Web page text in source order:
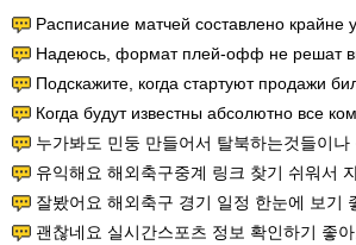
Расписание матчей составлено крайне удобно для
Надеюсь, формат плей-офф не решат внезапно
Подскажите, когда стартуют продажи билетов
Когда будут известны абсолютно все команды из
누가봐도 민둥 만들어서 탈북하는것들이나 뭔가 쳐들어오는 낌새를 미리 알아차리기 위함
유익해요 해외축구중계 링크 찾기 쉬워서 자주 와요. 참고로 무료스포츠중계 정보
잘봤어요 해외축구 경기 일정 한눈에 보기 좋아요. 덕분에 epl중계 볼 때 공식
괜찮네요 실시간스포츠 정보 확인하기 좋아요. 그래도 epl중계 볼 때 공식 중계